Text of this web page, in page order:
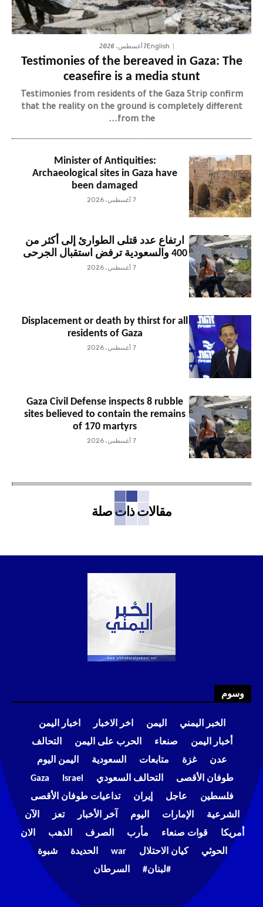
English7 أغسطس، 2026
Testimonies of the bereaved in Gaza: The
ceasefire is a media stunt
Testimonies from residents of the Gaza Strip confirm
that the reality on the ground is completely different
from the...
Minister of Antiquities:
Archaeological sites in Gaza have
been damaged
7 أغسطس، 2026
ارتفاع عدد قتلى الطوارئ إلى أكثر من
400 والسعودية ترفض استقبال الجرحى
7 أغسطس، 2026
Displacement or death by thirst for all
residents of Gaza
7 أغسطس، 2026
Gaza Civil Defense inspects 8 rubble
sites believed to contain the remains
of 170 martyrs
7 أغسطس، 2026
مقالات ذات صلة
وسوم
الخبر اليمني اليمن اخر الاخبار
اخبار اليمن
أخبار اليمن
صنعاء الحرب على اليمن
التحالف
عدن
غزة متابعات السعودية
اليمن اليوم
طوفان الأقصى
التحالف السعودي Israel
Gaza
فلسطين
عاجل إيران
تداعيات طوفان الأقصى
الشرعية
الإمارات اليوم آخر الأخبار تعز
الآن
أمريكا
قوات صنعاء مأرب الصرف الذهب
الان
الحوثي
كيان الاحتلال war الحديدة
شبوة
#لبنان#
السرطان